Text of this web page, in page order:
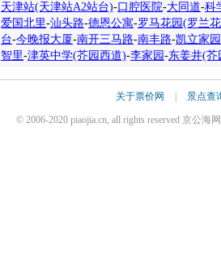
天津站(天津站A2站台)-口腔医院-大同道-科
爱国北里-汕头路-德恩公寓-罗马花园(罗兰
台-今晚报大厦-南开三马路-南丰路-凯立家园
智里-津英中学(芥园西道)-李家园 -东姜井(芥
关于票价网 景点查
© 2006-2020 piaojia.cn, all rights reserved 京公海